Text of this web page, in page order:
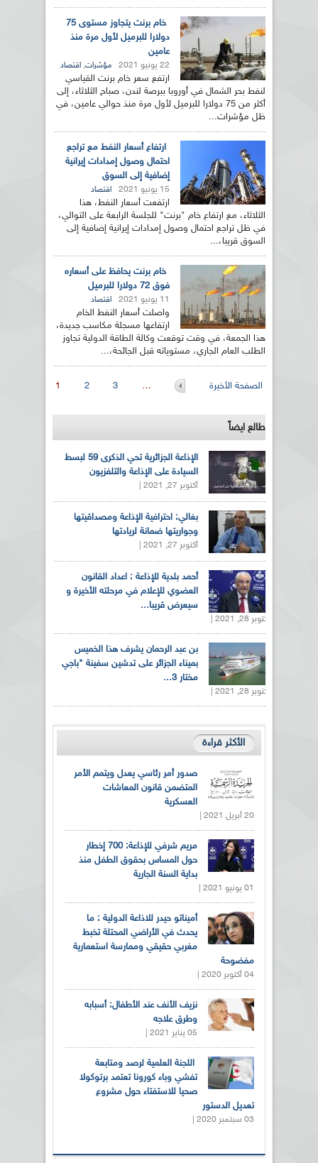
خام برنت يتجاوز مستوى 75
دولارا للبرميل لأول مرة منذ
عامين
22 يونيو 2021 مؤشرات, اقتصاد
ارتفع سعر خام برنت القياسي
لنفط بحر الشمال في أوروبا ببرصة لندن، صباح الثلاثاء، إلى
أكثر من 75 دولارا للبرميل لأول مرة منذ حوالي عامين، في
ظل مؤشرات...
ارتفاع أسعار النفط مع تراجع
احتمال وصول إمدادات إيرانية
إضافية إلى السوق
15 يونيو 2021 اقتصاد
ارتفعت أسعار النفط، هذا
الثلاثاء، مع ارتفاع خام "برنت" للجلسة الرابعة على التوالي،
في ظل تراجع احتمال وصول إمدادات إيرانية إضافية إلى
السوق قريبا،...
خام برنت يحافظ على أسعاره
فوق 72 دولارا للبرميل
11 يونيو 2021 اقتصاد
واصلت أسعار النفط الخام
ارتفاعها مسجلة مكاسب جديدة،
هذا الجمعة، في وقت توقعت وكالة الطاقة الدولية تجاوز
الطلب العام الجاري، مستوياته قبل الجائحة،...
الصفحات 1 2 3 … الصفحة الأخيرة
طالع ايضاً
الإذاعة الجزائرية تحي الذكرى 59 لبسط
السيادة على الإذاعة والتلفزيون
أكتوبر 27, 2021 |
بغالي: احترافية الإذاعة ومصداقيتها
وجواريتها ضمانة لريادتها
أكتوبر 27, 2021 |
أحمد بلدية للإذاعة : اعداد القانون
العضوي للإعلام في مرحلته الأخيرة و
سيعرض قريبا...
أكتوبر 28, 2021 |
بن عبد الرحمان يشرف هذا الخميس
بميناء الجزائر على تدشين سفينة "باجي
مختار 3...
أكتوبر 28, 2021 |
الأكثر قراءة
صدور أمر رئاسي يعدل ويتمم الأمر
المتضمن قانون المعاشات
العسكرية
20 أبريل 2021 |
مريم شرفي للإذاعة: 700 إخطار
حول المساس بحقوق الطفل منذ
بداية السنة الجارية
01 يونيو 2021 |
أميناتو حيدر للاذاعة الدولية : ما
يحدث في الأراضي المحتلة تخبط
مغربي حقيقي وممارسة استعمارية
مفضوحة
04 أكتوبر 2020 |
نزيف الأنف عند الأطفال: أسبابه
وطرق علاجه
05 يناير 2021 |
اللجنة العلمية لرصد ومتابعة
تفشي وباء كورونا تعتمد برتوكولا
صحيا للاستفتاء حول مشروع
تعديل الدستور
03 سبتمبر 2020 |